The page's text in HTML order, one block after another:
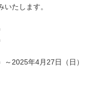
たします。
2025年4月27日（日）